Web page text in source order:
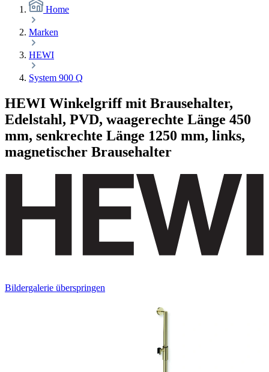
Home
Marken
HEWI
System 900 Q
HEWI Winkelgriff mit Brausehalter,
Edelstahl, PVD, waagerechte Länge 450
mm, senkrechte Länge 1250 mm, links,
magnetischer Brausehalter
Bildergalerie überspringen